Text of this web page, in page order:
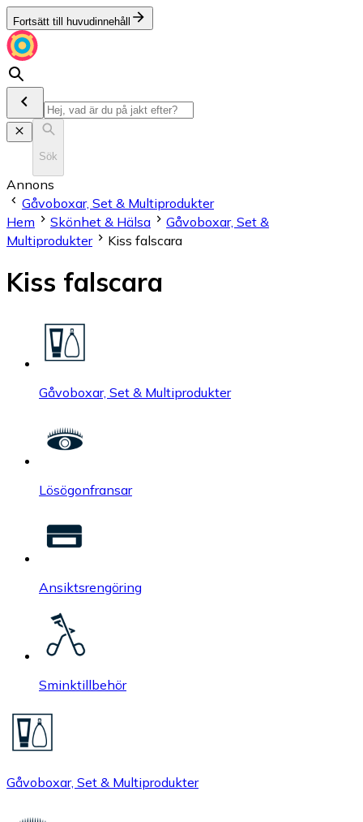
Fortsätt till huvudinnehåll
Sök
Annons
Gåvoboxar, Set & Multiprodukter
Hem
Skönhet & Hälsa
Gåvoboxar, Set &
Multiprodukter
Kiss falscara
Kiss falscara
Gåvoboxar, Set & Multiprodukter
Lösögonfransar
Ansiktsrengöring
Sminktillbehör
Gåvoboxar, Set & Multiprodukter